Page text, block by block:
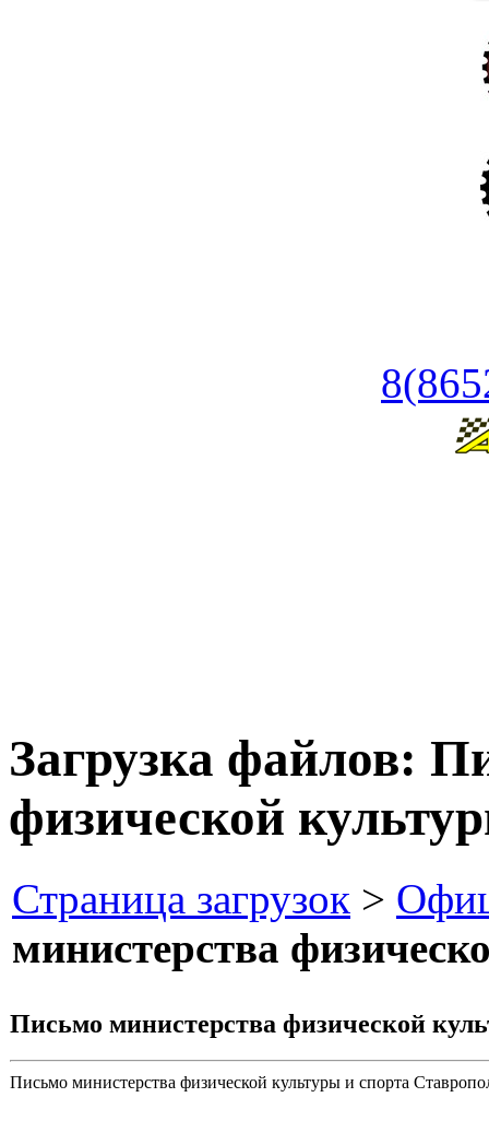
Загрузка файлов:
физической
Страница загрузок >
министерства
Письмо министерства физической
Письмо министерства физической культуры и спорта